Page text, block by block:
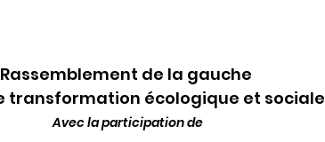
Rassemblement de la gauche
transformation écologique et sociale
Avec la participation de